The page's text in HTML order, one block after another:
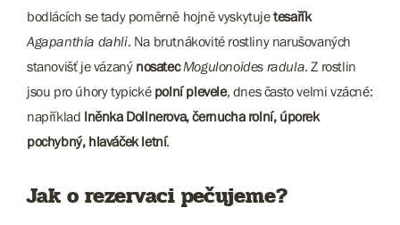
bodlácích se tady poměrně hojně vyskytujetesařík
Agapanthia dahli. Na brutnákovité rostliny narušovaných
stanovišť je vázaný nosatecMogulonoides radula. Z rostlin
jsou pro úhory typické polní plevele, dnes často velmi vzácné:
například lněnka Dollnerova, černucha rolní, úporek
pochybný, hlaváček letní.
Jak o rezervaci pečujeme?